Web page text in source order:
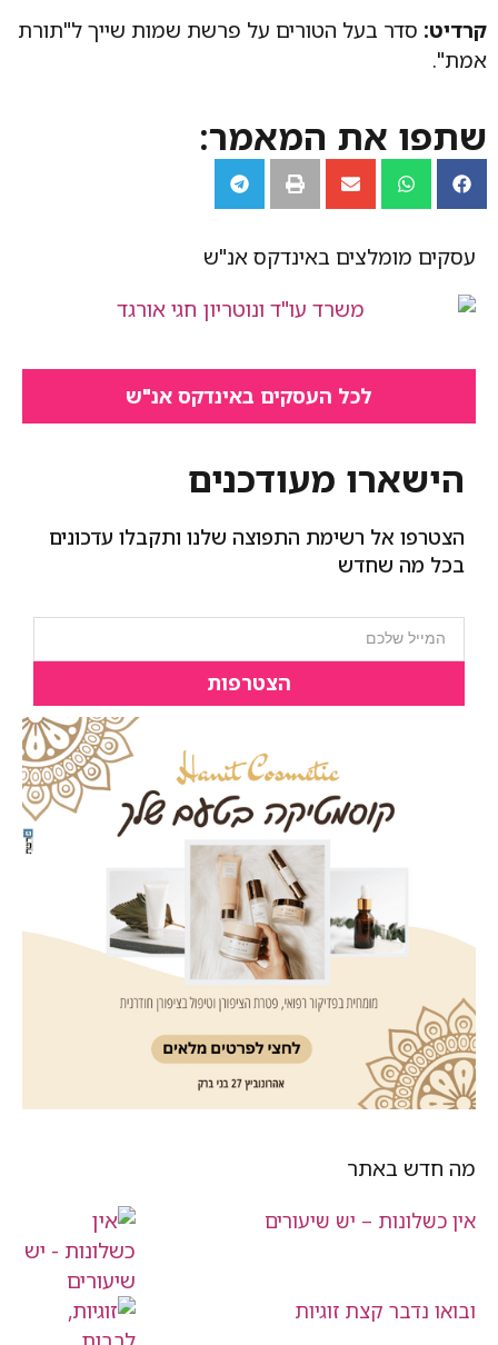
קרדיט: סדר בעל הטורים על פרשת שמות שייך ל"תורת
אמת".
שתפו את המאמר:
עסקים מומלצים באינדקס אנ"ש​
לכל העסקים באינדקס אנ"ש
הישארו מעודכנים
הצטרפו אל רשימת התפוצה שלנו ותקבלו עדכונים
בכל מה שחדש
הצטרפות
מה חדש באתר
אין כשלונות – יש שיעורים
ובואו נדבר קצת זוגיות